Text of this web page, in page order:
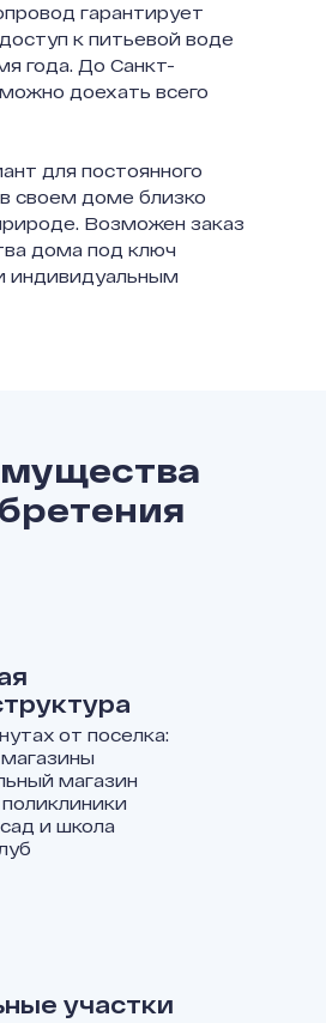
гарантирует
к питьевой воде
года. До Санкт-
доехать всего
для постоянного
своем доме близко
Возможен заказ
дома под ключ
индивидуальным
от поселка:
магазин
и школа
участки